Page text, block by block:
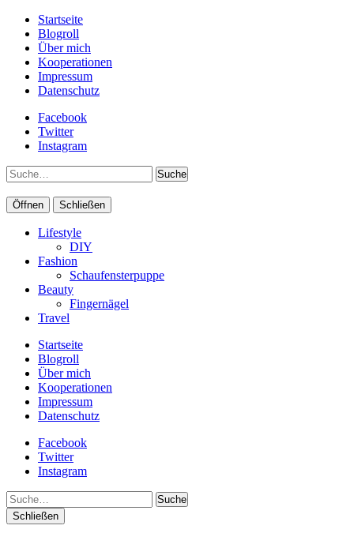
Startseite
Blogroll
Über mich
Kooperationen
Impressum
Datenschutz
Facebook
Twitter
Instagram
Suche
Öffnen Schließen
Lifestyle
DIY
Fashion
Schaufensterpuppe
Beauty
Fingernägel
Travel
Startseite
Blogroll
Über mich
Kooperationen
Impressum
Datenschutz
Facebook
Twitter
Instagram
Suche
Schließen